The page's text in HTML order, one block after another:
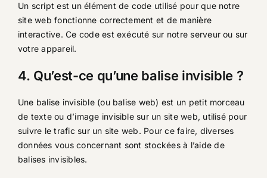
Un script est un élément de code utilisé pour que notre
site web fonctionne correctement et de manière
interactive. Ce code est exécuté sur notre serveur ou sur
votre appareil.
4. Qu’est-ce qu’une balise invisible ?
Une balise invisible (ou balise web) est un petit morceau
de texte ou d’image invisible sur un site web, utilisé pour
suivre le trafic sur un site web. Pour ce faire, diverses
données vous concernant sont stockées à l’aide de
balises invisibles.